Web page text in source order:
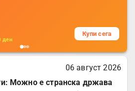
ден
Купи сега
06 август 2026
Можно е странска држава